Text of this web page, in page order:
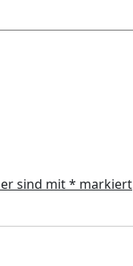
sind mit* markiert